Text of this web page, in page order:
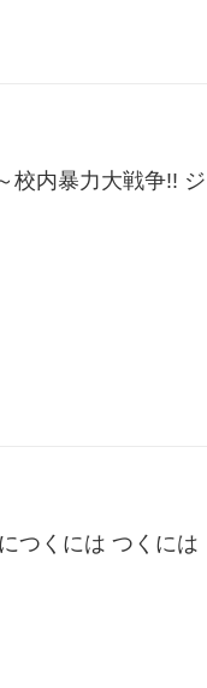
校内暴力大戦争!! ジ
つくには つくには